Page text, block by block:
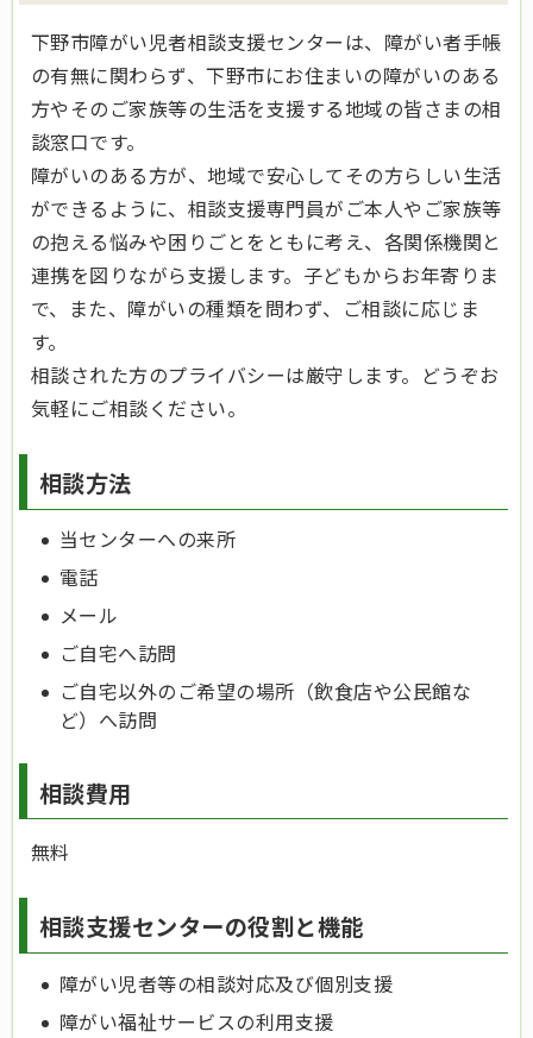
下野市障がい児者相談支援センターは、障がい者手帳
の有無に関わらず、下野市にお住まいの障がいのある
方やそのご家族等の生活を支援する地域の皆さまの相
談窓口です。
障がいのある方が、地域で安心してその方らしい生活
ができるように、相談支援専門員がご本人やご家族等
の抱える悩みや困りごとをともに考え、各関係機関と
連携を図りながら支援します。子どもからお年寄りま
で、また、障がいの種類を問わず、ご相談に応じま
す。
相談された方のプライバシーは厳守します。どうぞお
気軽にご相談ください。
相談方法
当センターへの来所
電話
メール
ご自宅へ訪問
ご自宅以外のご希望の場所（飲食店や公民館な
ど）へ訪問
相談費用
無料
相談支援センターの役割と機能
障がい児者等の相談対応及び個別支援
障がい福祉サービスの利用支援